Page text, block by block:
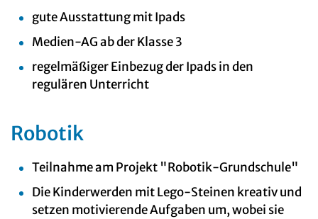
gute Ausstattung mit Ipads
Medien-AG ab der Klasse 3
regelmäßiger Einbezug der Ipads in den
regulären Unterricht
Robotik
Teilnahme am Projekt "Robotik-Grundschule"
Die Kinderwerden mit Lego-Steinen kreativ und
setzen motivierende Aufgaben um, wobei sie